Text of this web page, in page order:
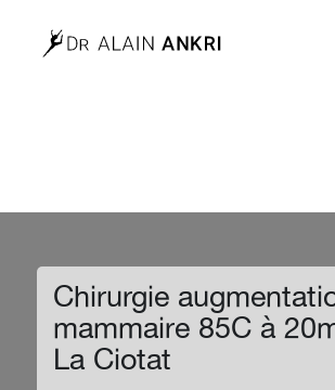
Chirurgie
mammaire 85C à
La Ciotat